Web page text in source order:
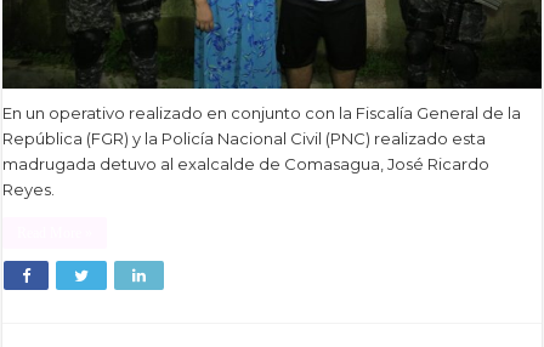
En un operativo realizado en conjunto con la Fiscalía General de la
República (FGR) y la Policía Nacional Civil (PNC) realizado esta
madrugada detuvo al exalcalde de Comasagua, José Ricardo
Reyes.